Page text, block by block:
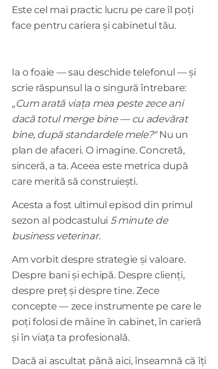
Este cel mai practic lucru pe care îl poți
face pentru cariera și cabinetul tău.
Ia o foaie — sau deschide telefonul — și
scrie răspunsul la o singură întrebare:
„Cum arată viața mea peste zece ani
dacă totul merge bine — cu adevărat
bine, după standardele mele?"Nu un
plan de afaceri. O imagine. Concretă,
sinceră, a ta. Aceea este metrica după
care merită să construiești.
Acesta a fost ultimul episod din primul
sezon al podcastului 5 minute de
business veterinar.
Am vorbit despre strategie și valoare.
Despre bani și echipă. Despre clienți,
despre preț și despre tine. Zece
concepte — zece instrumente pe care le
poți folosi de mâine în cabinet, în carieră
și în viața ta profesională.
Dacă ai ascultat până aici, înseamnă că îți